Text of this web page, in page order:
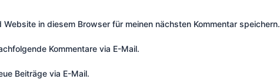
in diesem Browser für meinen nächsten Kommentar speichern.
Kommentare via E-Mail.
Beiträge via E-Mail.